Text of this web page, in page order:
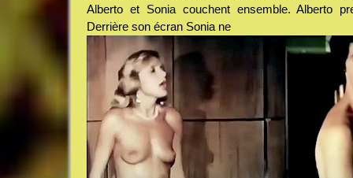
Alberto et Sonia couchent ensemble. Alberto
Derrière son écran Sonia ne